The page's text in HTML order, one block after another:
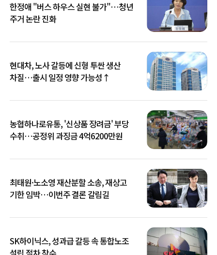
한정애 "버스 하우스 실현 불가"…청년
주거 논란 진화
현대차, 노사 갈등에 신형 투싼 생산
차질…출시 일정 영향 가능성↑
농협하나로유통, '신상품 장려금' 부당
수취…공정위 과징금 4억6200만원
최태원·노소영 재산분할 소송, 재상고
기한 임박…이번주 결론 갈림길
SK하이닉스, 성과급 갈등 속 통합노조